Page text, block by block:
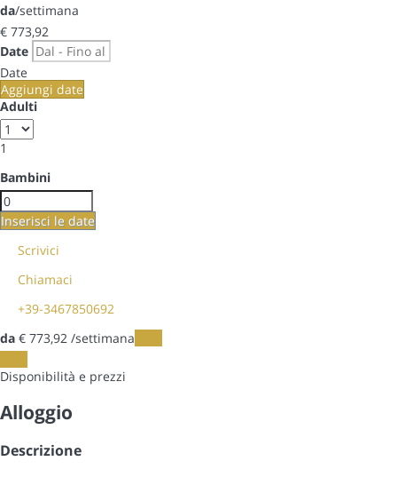
da/settimana
€ 773,92
Date
Date
Aggiungi date
Adulti
1
Bambini
Inserisci le date
Scrivici
Chiamaci
+39-3467850692
da € 773,92 /settimana
Disponibilità e prezzi
Alloggio
Descrizione